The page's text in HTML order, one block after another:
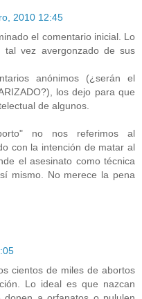
2010 12:45
el comentario inicial. Lo
vez avergonzado de sus
anónimos (¿serán el
los dejo para que
de algunos.
no nos referimos al
con la intención de matar al
el asesinato como técnica
mismo. No merece la pena
cientos de miles de abortos
Lo ideal es que nazcan